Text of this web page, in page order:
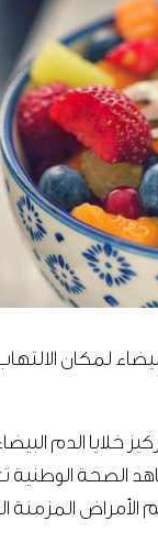
لمكان
خلايا الدم
الصحة